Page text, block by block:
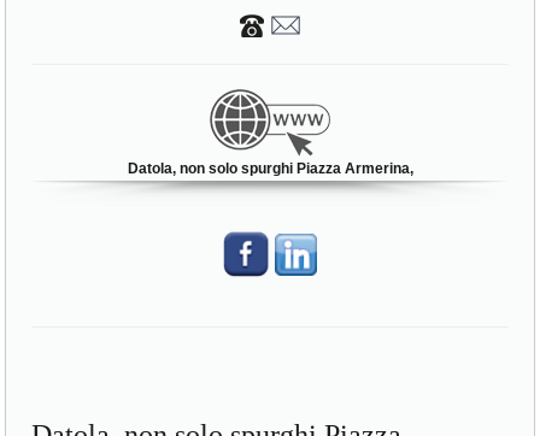
Datola, non solo spurghi Piazza Armerina,